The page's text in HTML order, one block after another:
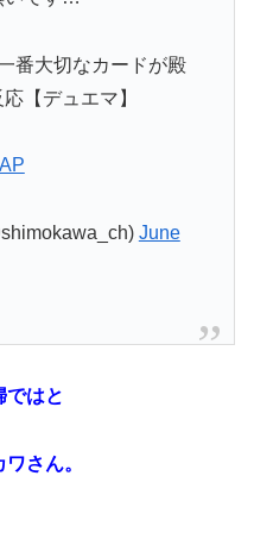
番大切なカードが殿
【デュエマ】
June
ではと
さん。